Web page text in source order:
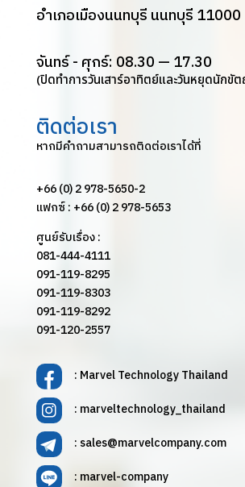
อำเภอเมืองนนทบุรี นนทบุรี 11000
จันทร์ - ศุกร์: 08.30 — 17.30
(ปิดทำการวันเสาร์อาทิตย์และวันหยุดนักขั
ติดต่อเรา
หากมีคำถามสามารถติดต่อเราได้ที่
+66 (0) 2 978-5650-2
แฟกซ์ : +66 (0) 2 978-5653
ศูนย์รับเรื่อง :
081-444-4111
091-119-8295
091-119-8303
091-119-8292
091-120-2557
: Marvel Technology Thailand
: marveltechnology_thailand
: sales@marvelcompany.com
: marvel-company